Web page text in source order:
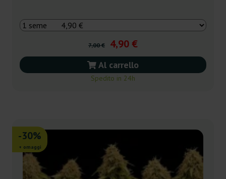
7,00 € 4,90 €
Al carrello
Spedito in 24h
-30%
+ omaggi